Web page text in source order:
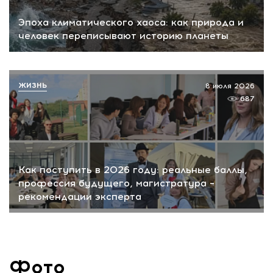
Эпоха климатического хаоса: как природа и
человек переписывают историю планеты
Как поступить в 2026 году: реальные баллы,
профессия будущего, магистратура –
рекомендации эксперта
8 июля 2026
687
ЖИЗНЬ
Фото